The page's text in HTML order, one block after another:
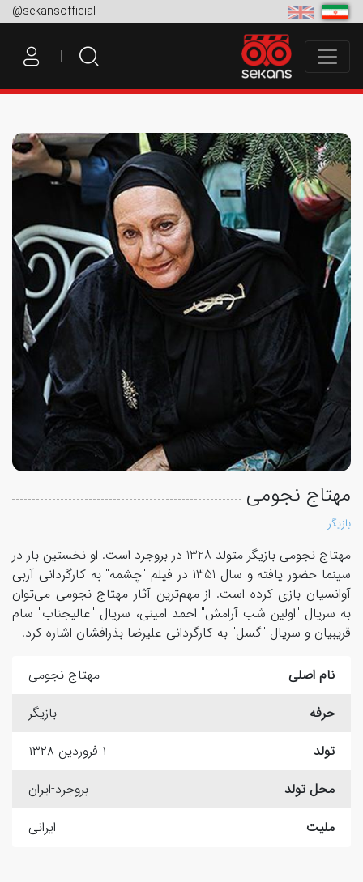
@sekansofficial
مهتاج نجومی
بازیگر
مهتاج نجومی بازیگر متولد 1328 در بروجرد است. او نخستین بار در
سینما حضور یافته و سال 1351 در فیلم "چشمه" به کارگردانی آربی
آوانسیان بازی کرده است. از مهم‌ترین آثار مهتاج نجومی می‌توان
به سریال "اولین شب آرامش" احمد امینی، سریال "عالیجناب" سام
قریبیان و سریال "گسل" به کارگردانی علیرضا بذرافشان اشاره کرد.
نام اصلی
مهتاج نجومی
حرفه
بازیگر
تولد
۱ فروردین ۱۳۲۸
محل تولد
بروجرد-ایران
ملیت
ایرانی